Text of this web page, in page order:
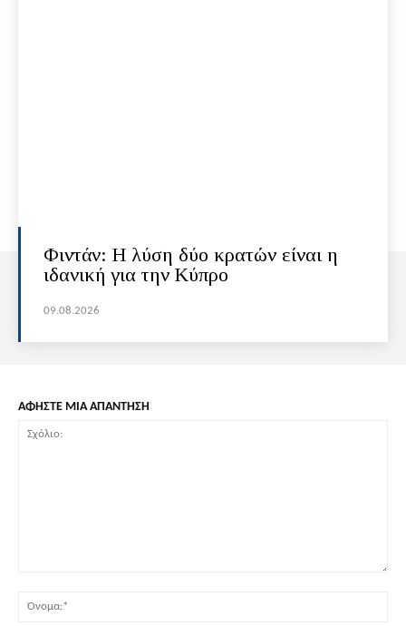
Φιντάν: Η λύση δύο κρατών είναι η
ιδανική για την Κύπρο
09.08.2026
ΑΦΗΣΤΕ ΜΙΑ ΑΠΑΝΤΗΣΗ